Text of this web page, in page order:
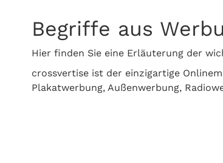
Begriffe aus
Hier finden Sie eine Erläuterung der
crossvertise ist der einzigartige
Plakatwerbung, Außenwerbung,